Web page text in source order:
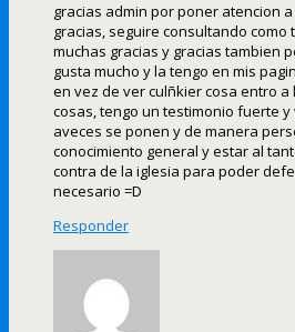
gracias admin por poner atencion
gracias, seguire consultando como
muchas gracias y gracias tambien
gusta mucho y la tengo en mis
en vez de ver culñkier cosa entro
cosas, tengo un testimonio fuerte
aveces se ponen y de manera
conocimiento general y estar al
contra de la iglesia para poder
necesario =D
Responder